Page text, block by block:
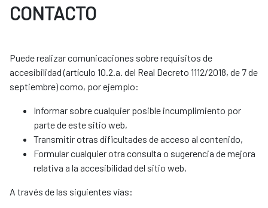
CONTACTO
Puede realizar comunicaciones sobre requisitos de
accesibilidad (artículo 10.2.a. del Real Decreto 1112/2018, de 7 de
septiembre) como, por ejemplo:
Informar sobre cualquier posible incumplimiento por
parte de este sitio web,
Transmitir otras dificultades de acceso al contenido,
Formular cualquier otra consulta o sugerencia de mejora
relativa a la accesibilidad del sitio web,
A través de las siguientes vías: